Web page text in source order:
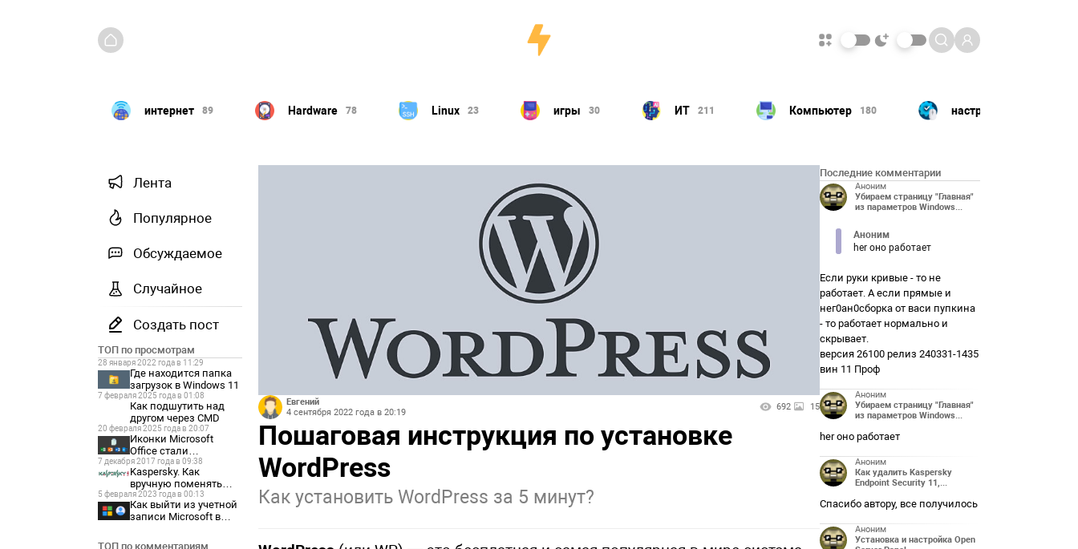
Hardware 78 Linux 23 игры 30 ИТ 211 Компьютер настройка 156 ПК
Лента
Популярное
Обсуждаемое
Случайное
Создать пост
ТОП по просмотрам
28 января 2022 года в 11:29
Где находится папка
загрузок в Windows 11
7 февраля 2025 года в 01:08
Как подшутить над
другом через CMD
20 февраля 2025 года в 20:07
Иконки Microsoft
Office стали
отображаться как
белые листы
7 декабря 2017 года в 09:38
Kaspersky. Как
вручную поменять
сервер
администрирования
5 февраля 2023 года в 00:13
Как выйти из учетной
записи Microsoft в
ТОП по комментариям
Евгений
4 сентября 2022 года в 20:19
692 15
Пошаговая инструкция по установке
WordPress
Как установить WordPress за 5 минут?
Последние комментарии
Аноним
Убираем страницу "Главная"
из параметров Windows...
Аноним
her оно работает
Если руки кривые - то не
работает. А если прямые и
нег0ан0сборка от васи пупкина
- то работает нормально и
скрывает.
версия 26100 релиз 240331-1435
вин 11 Проф
Аноним
Убираем страницу "Главная"
из параметров Windows...
her оно работает
Аноним
Как удалить Kaspersky
Endpoint Security 11,...
Спасибо автору, все получилось
Аноним
Установка и настройка Open